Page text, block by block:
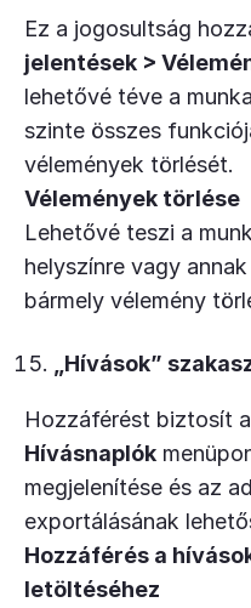
Ez a jogosultság
jelentések >
lehetővé téve a
szinte összes
vélemények törlését.
Vélemények törlése
Lehetővé teszi a
helyszínre vagy
bármely vélemény
„Hívások”
Hozzáférést biztosít a
Hívásnaplók
megjelenítése és az
exportálásának
Hozzáférés a
letöltéséhez